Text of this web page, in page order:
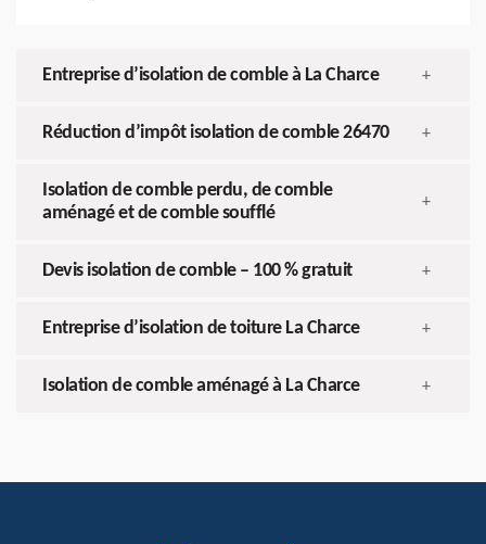
Entreprise d’isolation de comble à La Charce +
Réduction d’impôt isolation de comble 26470 +
Isolation de comble perdu, de comble
aménagé et de comble soufflé
+
Devis isolation de comble – 100 % gratuit +
Entreprise d’isolation de toiture La Charce +
Isolation de comble aménagé à La Charce +